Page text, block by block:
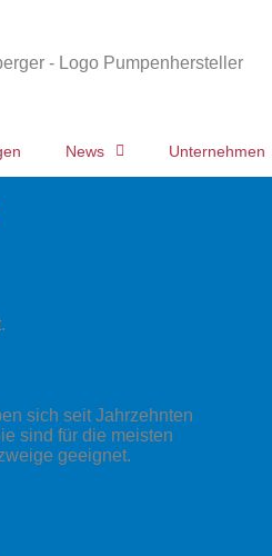
News Unternehmen
sich seit Jahrzehnten
sind für die meisten
geeignet.